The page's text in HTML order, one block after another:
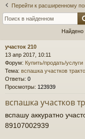
ел
Перейти к расширенному
Найдено
участок 210
13 апр 2017, 10:11
Форум: Купить/продать/услуги
Тема: вспашка участков
Ответы: 0
Просмотры: 123939
вспашка участков
вспашу аккуратно
89107002939